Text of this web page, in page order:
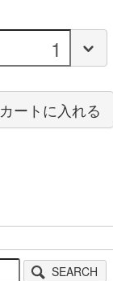
カートに入れる
SEARCH